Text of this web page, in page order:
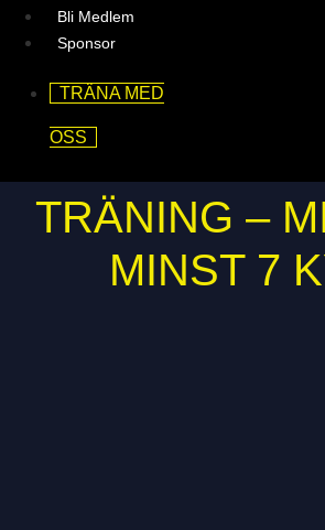
Bli Medlem
Sponsor
TRÄNA MED
OSS
TRÄNING –
MINST 7